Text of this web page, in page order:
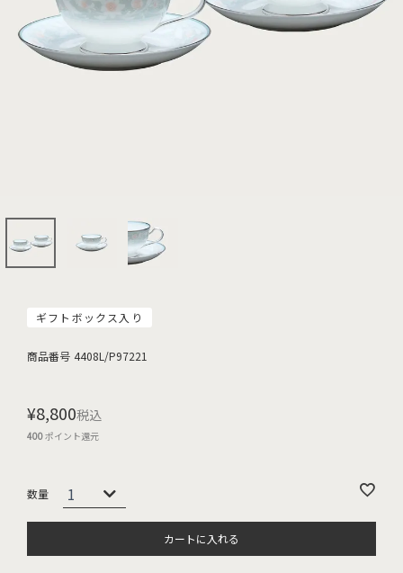
ギフトボックス入り
商品番号 4408L/P97221
¥8,800税込
400ポイント還元
カートに入れる